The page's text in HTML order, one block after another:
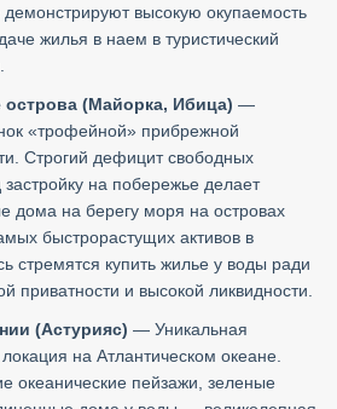
демонстрируют высокую окупаемость
жилья в наем в туристический
острова (Майорка, Ибица) —
«трофейной» прибрежной
Строгий дефицит свободных
застройку на побережье делает
дома на берегу моря на островах
быстрорастущих активов в
стремятся купить жилье у воды ради
приватности и высокой ликвидности.
(Астурияс) — Уникальная
на Атлантическом океане.
океанические пейзажи, зеленые